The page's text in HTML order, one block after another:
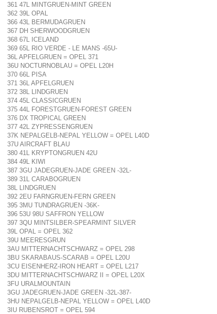
361 47L MINTGRUEN-MINT GREEN
362 39L OPAL
366 43L BERMUDAGRUEN
367 DH SHERWOODGRUEN
368 67L ICELAND
369 65L RIO VERDE - LE MANS -65U-
36L APFELGRUEN = OPEL 371
36U NOCTURNOBLAU = OPEL L20H
370 66L PISA
371 36L APFELGRUEN
372 38L LINDGRUEN
374 45L CLASSICGRUEN
375 44L FORESTGRUEN-FOREST GREEN
376 DX TROPICAL GREEN
377 42L ZYPRESSENGRUEN
37K NEPALGELB-NEPAL YELLOW = OPEL L40D
37U AIRCRAFT BLAU
380 41L KRYPTONGRUEN 42U
384 49L KIWI
387 3GU JADEGRUEN-JADE GREEN -32L-
389 31L CARABOGRUEN
38L LINDGRUEN
392 2EU FARNGRUEN-FERN GREEN
395 3MU TUNDRAGRUEN -36K-
396 53U 98U SAFFRON YELLOW
397 3QU MINTSILBER-SPEARMINT SILVER
39L OPAL = OPEL 362
39U MEERESGRUN
3AU MITTERNACHTSCHWARZ = OPEL 298
3BU SKARABAUS-SCARAB = OPEL L20U
3CU EISENHERZ-IRON HEART = OPEL L217
3DU MITTERNACHTSCHWARZ II = OPEL L20X
3FU URALMOUNTAIN
3GU JADEGRUEN-JADE GREEN -32L-387-
3HU NEPALGELB-NEPAL YELLOW = OPEL L40D
3IU RUBENSROT = OPEL 594